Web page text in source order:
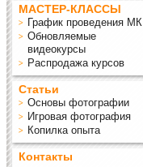
МАСТЕР-КЛАССЫ
График проведения МК
Обновляемые
видеокурсы
Распродажа курсов
Статьи
Основы фотографии
Игровая фотография
Копилка опыта
Контакты